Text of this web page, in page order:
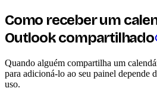
Como receber um
Outlook compartilhado
Quando alguém compartilha um
para adicioná-lo ao seu painel depende
uso.